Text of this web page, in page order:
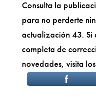
Consulta la
para no perderte
actualización 43. Si
completa de
novedades, visita los